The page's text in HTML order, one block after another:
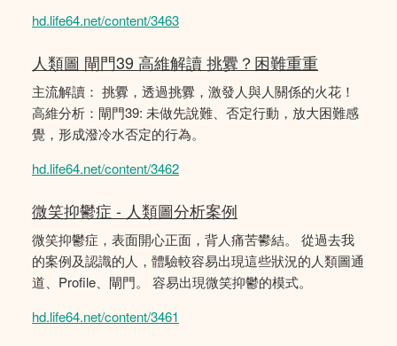
hd.life64.net/content/3463
人類圖 閘門39 高維解讀 挑釁？困難重重
主流解讀： 挑釁，透過挑釁，激發人與人關係的火花！
高維分析：閘門39: 未做先說難、否定行動，放大困難感
覺，形成潑冷水否定的行為。
hd.life64.net/content/3462
微笑抑鬱症 - 人類圖分析案例
微笑抑鬱症，表面開心正面，背人痛苦鬰結。 從過去我
的案例及認識的人，體驗較容易出現這些狀況的人類圖通
道、Profile、閘門。 容易出現微笑抑鬱的模式。
hd.life64.net/content/3461